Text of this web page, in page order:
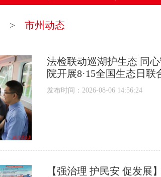
> 市州动态
法检联动巡湖护生态 同
院开展8·15全国生态日联
发布时间：2026-08-06 14:56:24
【强治理 护民安 促发展